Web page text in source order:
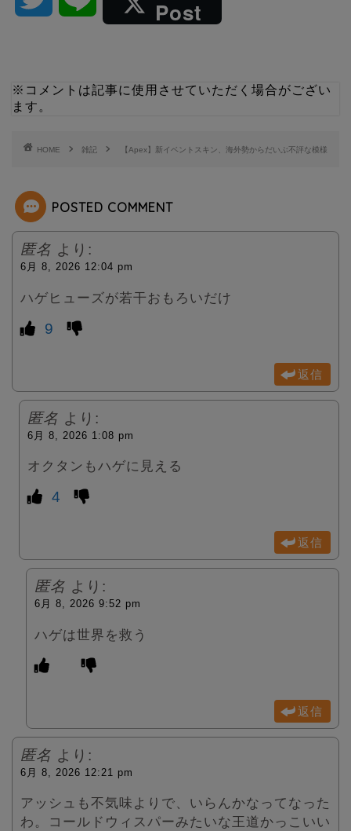
t
Post
※コメントは記事に使用させていただく場合がござい
ます。
HOME 雑記 【Apex】新イベントスキン、海外勢からだいぶ不評な模様
POSTED COMMENT
匿名 より:
6月 8, 2026 12:04 pm
ハゲヒューズが若干おもろいだけ
9
返信
匿名 より:
6月 8, 2026 1:08 pm
オクタンもハゲに見える
4
返信
匿名 より:
6月 8, 2026 9:52 pm
ハゲは世界を救う
返信
匿名 より:
6月 8, 2026 12:21 pm
アッシュも不気味よりで、いらんかなってなった
わ。コールドウィスパーみたいな王道かっこいい